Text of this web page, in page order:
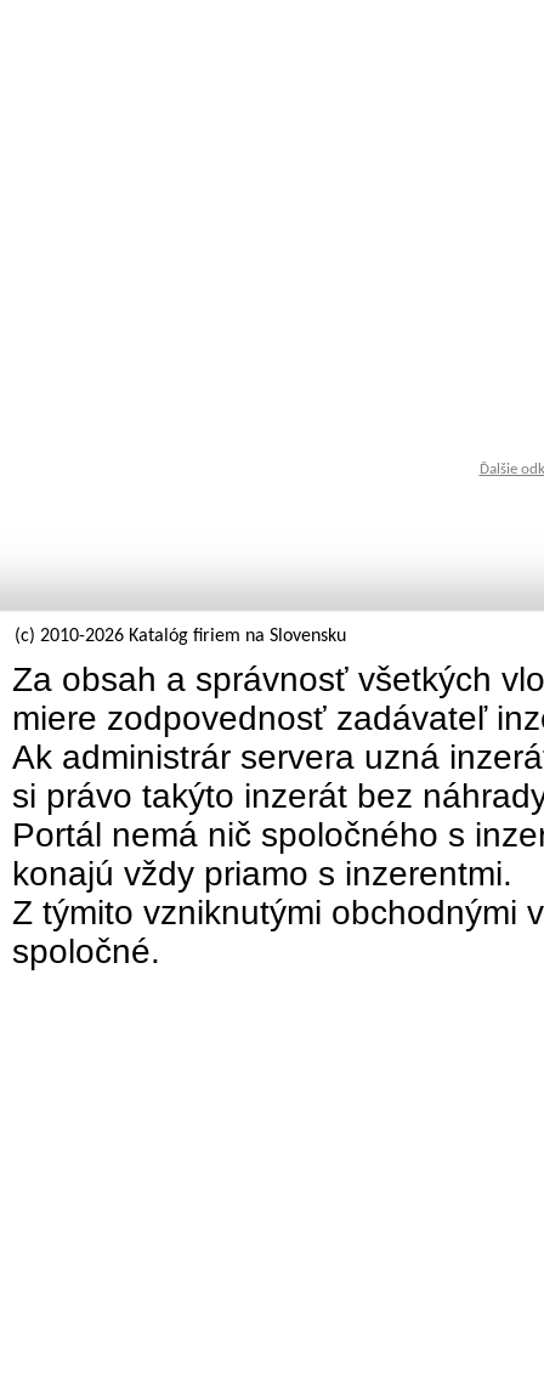
Ďalšie
(c) 2010-2026 Katalóg firiem na Slovensku
Za obsah a správnosť všetkých
miere zodpovednosť zadávateľ
Ak administrár servera uzná
si právo takýto inzerát bez
Portál nemá nič spoločného s
konajú vždy priamo s inzerentmi.
Z týmito vzniknutými obchodnými
spoločné.